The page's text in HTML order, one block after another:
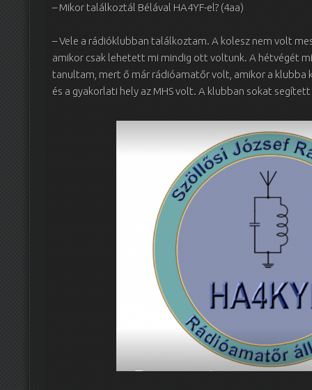
– Mikor találkoztál Bélával HA4YF-el? (4aa)
– Vele a rádióklubban találkoztam. A kolesz nem volt
amikor csak lehetett mi mindig ott voltunk. A hétvégét
tanultam, mert ő már rádióamatőr volt, amikor a klubba
és a gyakorlati hely az MHS volt. A klubban sokat segített